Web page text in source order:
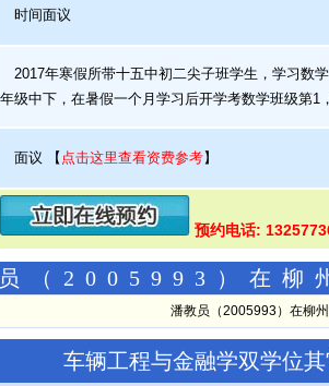
时间面议
2017年寒假所带十五中初二尖子班学生，学习数
年级中下，在暑假一个月学习后开学考数学班级第
面议 【 点击这里查看资费参考】
预约电话:
（2005993）在柳
潘教员（2005993）在柳
车辆工程与金融学双学位